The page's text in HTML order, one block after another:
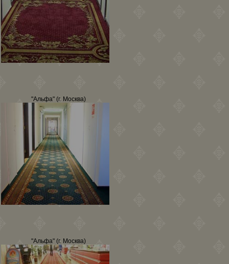
"Альфа" (г. Москва)
"Альфа" (г. Москва)